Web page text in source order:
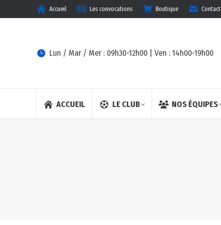
Accueil Les convocations Boutique Contact
Lun / Mar / Mer : 09h30-12h00 | Ven : 14h00-19h00
ACCUEIL LE CLUB NOS ÉQUIPES